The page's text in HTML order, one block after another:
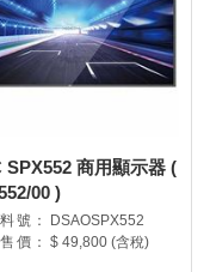
SPX552 商用顯示器 (
00 )
號：
DSAOSPX552
價： $ 49,800 (含稅)